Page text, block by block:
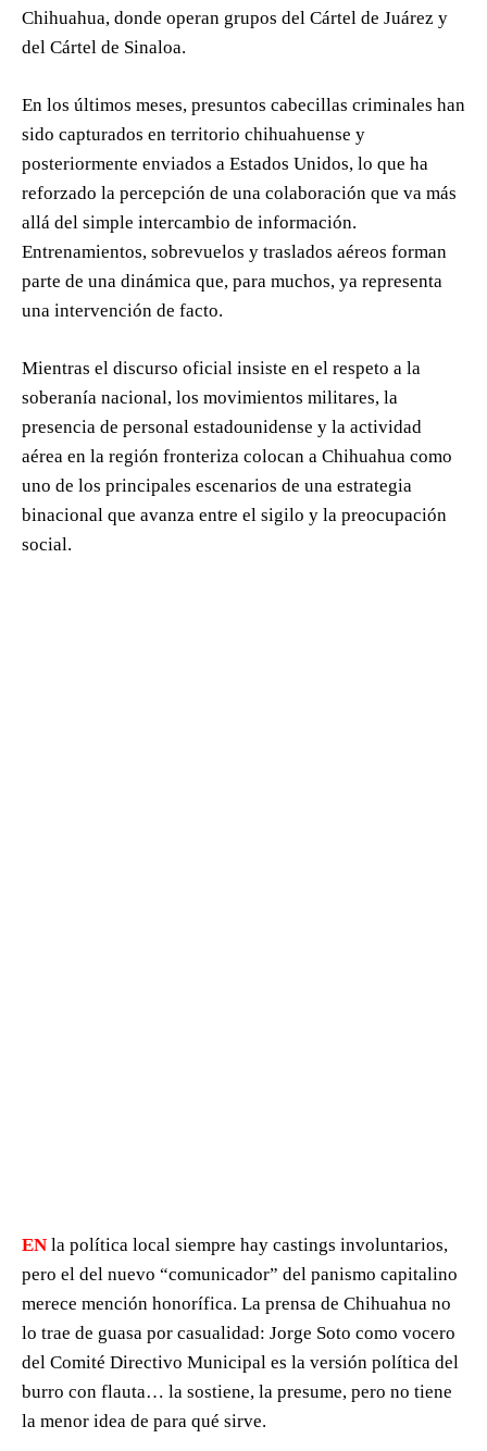
Chihuahua, donde operan grupos del Cártel de Juárez y
del Cártel de Sinaloa.
En los últimos meses, presuntos cabecillas criminales han
sido capturados en territorio chihuahuense y
posteriormente enviados a Estados Unidos, lo que ha
reforzado la percepción de una colaboración que va más
allá del simple intercambio de información.
Entrenamientos, sobrevuelos y traslados aéreos forman
parte de una dinámica que, para muchos, ya representa
una intervención de facto.
Mientras el discurso oficial insiste en el respeto a la
soberanía nacional, los movimientos militares, la
presencia de personal estadounidense y la actividad
aérea en la región fronteriza colocan a Chihuahua como
uno de los principales escenarios de una estrategia
binacional que avanza entre el sigilo y la preocupación
social.
EN la política local siempre hay castings involuntarios,
pero el del nuevo “comunicador” del panismo capitalino
merece mención honorífica. La prensa de Chihuahua no
lo trae de guasa por casualidad: Jorge Soto como vocero
del Comité Directivo Municipal es la versión política del
burro con flauta… la sostiene, la presume, pero no tiene
la menor idea de para qué sirve.